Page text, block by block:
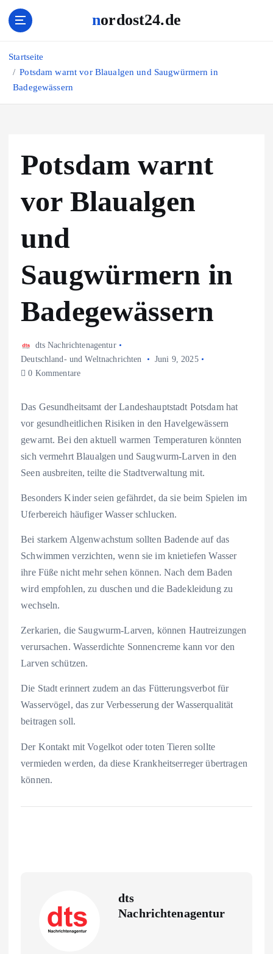
l
nordost24.de
Startseite
Potsdam warnt vor Blaualgen und Saugwürmern in
Badegewässern
Potsdam warnt
vor Blaualgen
und
Saugwürmern in
Badegewässern
dts Nachrichtenagentur
Deutschland- und Weltnachrichten
Juni 9, 2025
0 Kommentare
Das Gesundheitsamt der Landeshauptstadt Potsdam hat
vor gesundheitlichen Risiken in den Havelgewässern
gewarnt. Bei den aktuell warmen Temperaturen könnten
sich vermehrt Blaualgen und Saugwurm-Larven in den
Seen ausbreiten, teilte die Stadtverwaltung mit.
Besonders Kinder seien gefährdet, da sie beim Spielen im
Uferbereich häufiger Wasser schlucken.
Bei starkem Algenwachstum sollten Badende auf das
Schwimmen verzichten, wenn sie im knietiefen Wasser
ihre Füße nicht mehr sehen können. Nach dem Baden
wird empfohlen, zu duschen und die Badekleidung zu
wechseln.
Zerkarien, die Saugwurm-Larven, können Hautreizungen
verursachen. Wasserdichte Sonnencreme kann vor den
Larven schützen.
Die Stadt erinnert zudem an das Fütterungsverbot für
Wasservögel, das zur Verbesserung der Wasserqualität
beitragen soll.
Der Kontakt mit Vogelkot oder toten Tieren sollte
vermieden werden, da diese Krankheitserreger übertragen
können.
dts
Nachrichtenagentur